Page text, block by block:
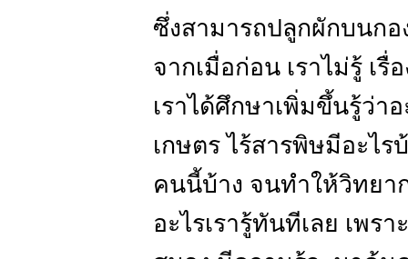
ซึ่งสามารถปลูกผักบนกอ
จากเมื่อก่อน เราไม่รู้ เรื่
เราได้ศึกษาเพิ่มขึ้นรู้ว่า
เกษตร ไร้สารพิษมีอะไ
คนนี้บ้าง จนทำให้วิทยา
อะไรเรารู้ทันทีเลย เพร